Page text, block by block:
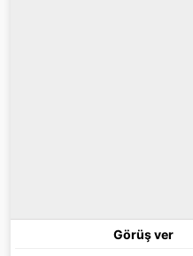
Görüş ver